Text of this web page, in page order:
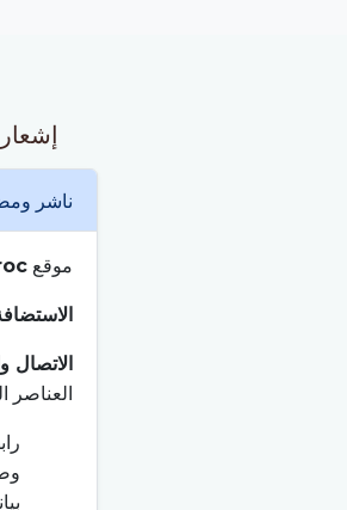
ناشر
موقع
الاتصال
العناصر